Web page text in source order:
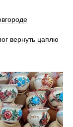
вернуть цаплю